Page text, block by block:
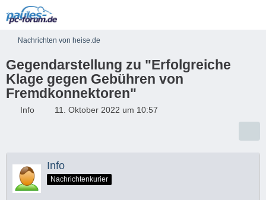
Nachrichten von heise.de
Gegendarstellung zu "Erfolgreiche
Klage gegen Gebühren von
Fremdkonnektoren"
Info 11. Oktober 2022 um 10:57
Info
Nachrichtenkurier